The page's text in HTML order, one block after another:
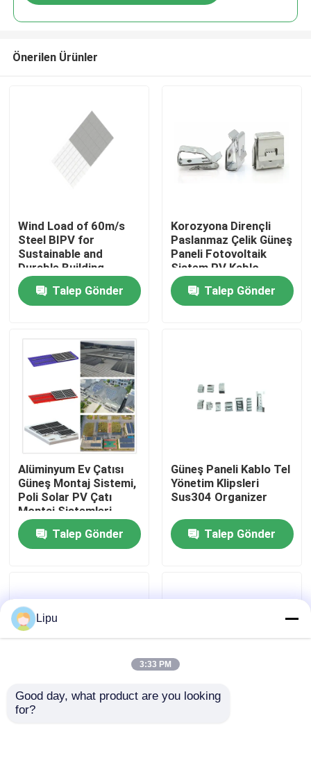
Ev
Ürünler
videolar
SG Gösterisi
Hakkımızda
Kalite kontrol
Vakalar
Önerilen Ürünler
Wind Load of 60m/s
Steel BIPV for
Sustainable and
Durable Building
Solutions
Talep Gönder
Korozyona Dirençli
Paslanmaz Çelik Güneş
Paneli Fotovoltaik
Sistem PV Kablo
Sabitleme Klipsleri
Talep Gönder
Alüminyum Ev Çatısı
Güneş Montaj Sistemi,
Poli Solar PV Çatı
Montaj Sistemleri
Talep Gönder
Güneş Paneli Kablo Tel
Yönetim Klipsleri
Sus304 Organizer
Talep Gönder
Alüminyum Alaşımlı
Lipu
3:33 PM
Good day, what product are you looking
for?